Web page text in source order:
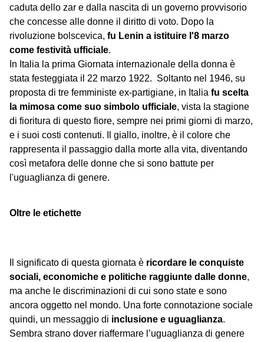
caduta dello zar e dalla nascita di un governo provvisorio
che concesse alle donne il diritto di voto. Dopo la
rivoluzione bolscevica, fu Lenin a istituire l'8 marzo
come festività ufficiale.
In Italia la prima Giornata internazionale della donna è
stata festeggiata il 22 marzo 1922. Soltanto nel 1946, su
proposta di tre femministe ex-partigiane, in Italia fu scelta
la mimosa come suo simbolo ufficiale, vista la stagione
di fioritura di questo fiore, sempre nei primi giorni di marzo,
e i suoi costi contenuti. Il giallo, inoltre, è il colore che
rappresenta il passaggio dalla morte alla vita, diventando
così metafora delle donne che si sono battute per
l'uguaglianza di genere.
Oltre le etichette
Il significato di questa giornata è ricordare le conquiste
sociali, economiche e politiche raggiunte dalle donne,
ma anche le discriminazioni di cui sono state e sono
ancora oggetto nel mondo. Una forte connotazione sociale
quindi, un messaggio di inclusione e uguaglianza.
Sembra strano dover riaffermare l’uguaglianza di genere